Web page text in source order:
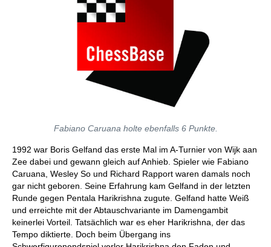
Fabiano Caruana holte ebenfalls 6 Punkte.
1992 war Boris Gelfand das erste Mal im A-Turnier von Wijk aan
Zee dabei und gewann gleich auf Anhieb. Spieler wie Fabiano
Caruana, Wesley So und Richard Rapport waren damals noch
gar nicht geboren. Seine Erfahrung kam Gelfand in der letzten
Runde gegen Pentala Harikrishna zugute. Gelfand hatte Weiß
und erreichte mit der Abtauschvariante im Damengambit
keinerlei Vorteil. Tatsächlich war es eher Harikrishna, der das
Tempo diktierte. Doch beim Übergang ins